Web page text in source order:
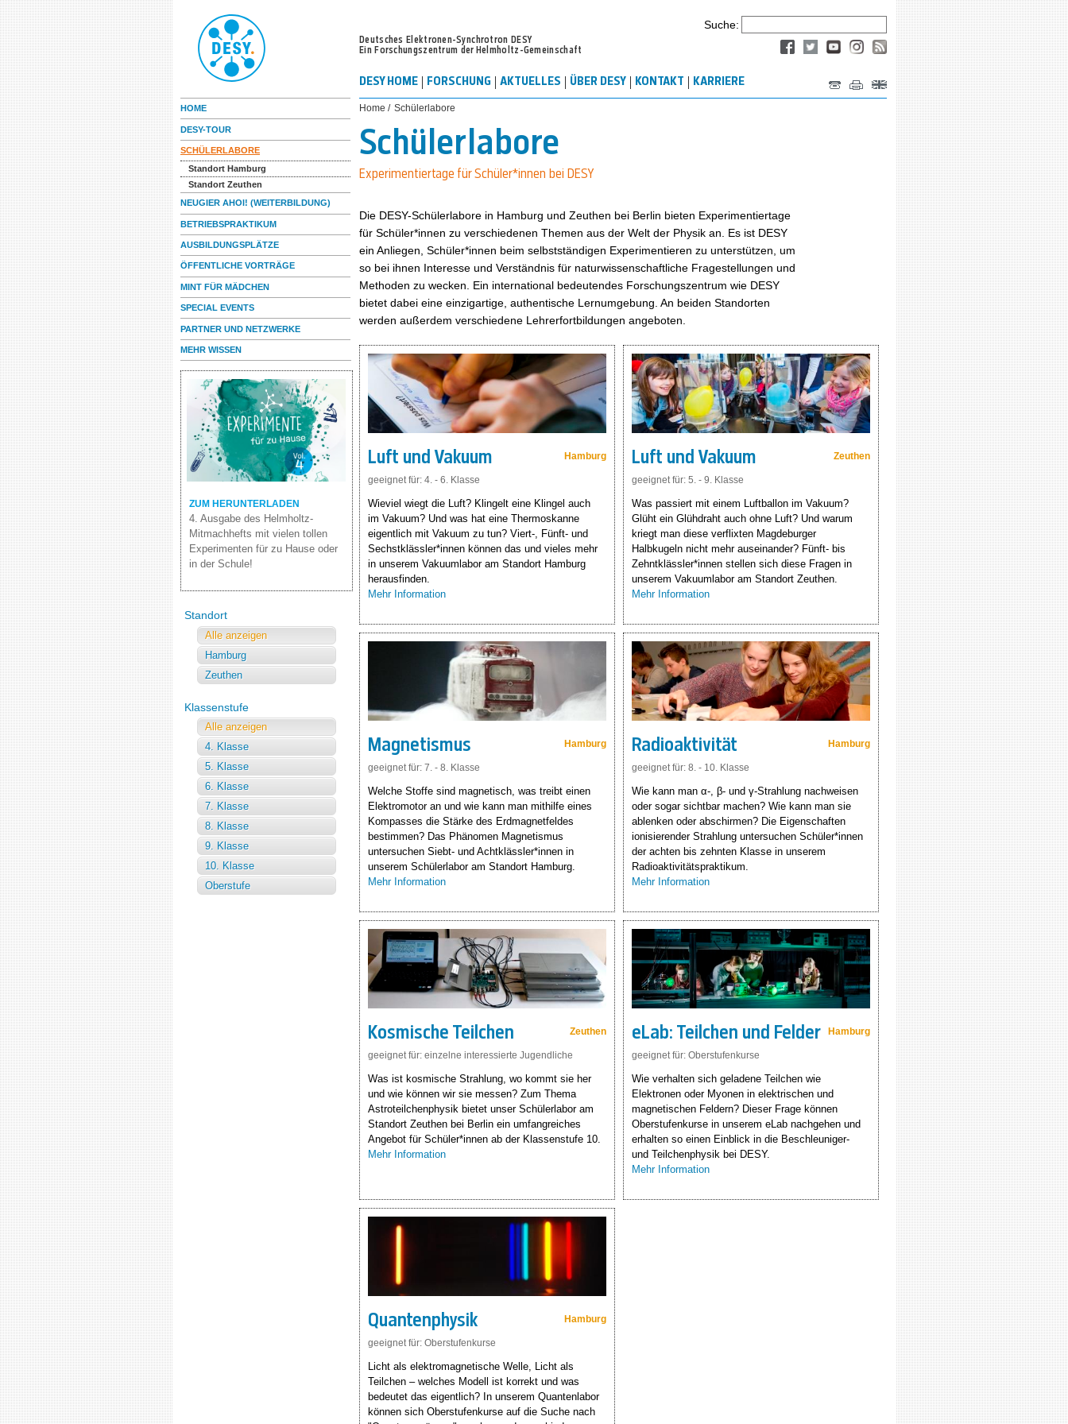
Deutsches Elektronen-Synchrotron DESY
Ein Forschungszentrum der Helmholtz-Gemeinschaft
DESY HOME FORSCHUNG AKTUELLES ÜBER DESY KONTAKT KARRIERE
Suche:
HOME
DESY-TOUR
SCHÜLERLABORE
Standort Hamburg
Standort Zeuthen
NEUGIER AHOI! (WEITERBILDUNG)
BETRIEBSPRAKTIKUM
AUSBILDUNGSPLÄTZE
ÖFFENTLICHE VORTRÄGE
MINT FÜR MÄDCHEN
SPECIAL EVENTS
PARTNER UND NETZWERKE
MEHR WISSEN
ZUM HERUNTERLADEN
4. Ausgabe des Helmholtz-
Mitmachhefts mit vielen tollen
Experimenten für zu Hause oder
in der Schule!
Home / Schülerlabore
Schülerlabore
Experimentiertage für Schüler*innen bei DESY
Die DESY-Schülerlabore in Hamburg und Zeuthen bei Berlin bieten Experimentiertage
für Schüler*innen zu verschiedenen Themen aus der Welt der Physik an. Es ist DESY
ein Anliegen, Schüler*innen beim selbstständigen Experimentieren zu unterstützen, um
so bei ihnen Interesse und Verständnis für naturwissenschaftliche Fragestellungen und
Methoden zu wecken. Ein international bedeutendes Forschungszentrum wie DESY
bietet dabei eine einzigartige, authentische Lernumgebung. An beiden Standorten
werden außerdem verschiedene Lehrerfortbildungen angeboten.
Standort
Alle anzeigen
Hamburg
Zeuthen
Klassenstufe
Alle anzeigen
4. Klasse
5. Klasse
6. Klasse
7. Klasse
8. Klasse
9. Klasse
10. Klasse
Oberstufe
Hamburg
Luft und Vakuum
geeignet für: 4. - 6. Klasse
Wieviel wiegt die Luft? Klingelt eine Klingel auch
im Vakuum? Und was hat eine Thermoskanne
eigentlich mit Vakuum zu tun? Viert-, Fünft- und
Sechstklässler*innen können das und vieles mehr
in unserem Vakuumlabor am Standort Hamburg
herausfinden.
Mehr Information
Zeuthen
Luft und Vakuum
geeignet für: 5. - 9. Klasse
Was passiert mit einem Luftballon im Vakuum?
Glüht ein Glühdraht auch ohne Luft? Und warum
kriegt man diese verflixten Magdeburger
Halbkugeln nicht mehr auseinander? Fünft- bis
Zehntklässler*innen stellen sich diese Fragen in
unserem Vakuumlabor am Standort Zeuthen.
Mehr Information
Hamburg
Magnetismus
geeignet für: 7. - 8. Klasse
Welche Stoffe sind magnetisch, was treibt einen
Elektromotor an und wie kann man mithilfe eines
Kompasses die Stärke des Erdmagnetfeldes
bestimmen? Das Phänomen Magnetismus
untersuchen Siebt- und Achtklässler*innen in
unserem Schülerlabor am Standort Hamburg.
Mehr Information
Hamburg
Radioaktivität
geeignet für: 8. - 10. Klasse
Wie kann man α-, β- und γ-Strahlung nachweisen
oder sogar sichtbar machen? Wie kann man sie
ablenken oder abschirmen? Die Eigenschaften
ionisierender Strahlung untersuchen Schüler*innen
der achten bis zehnten Klasse in unserem
Radioaktivitätspraktikum.
Mehr Information
Zeuthen
Kosmische Teilchen
geeignet für: einzelne interessierte Jugendliche
Was ist kosmische Strahlung, wo kommt sie her
und wie können wir sie messen? Zum Thema
Astroteilchenphysik bietet unser Schülerlabor am
Standort Zeuthen bei Berlin ein umfangreiches
Angebot für Schüler*innen ab der Klassenstufe 10.
Mehr Information
Hamburg
eLab: Teilchen und Felder
geeignet für: Oberstufenkurse
Wie verhalten sich geladene Teilchen wie
Elektronen oder Myonen in elektrischen und
magnetischen Feldern? Dieser Frage können
Oberstufenkurse in unserem eLab nachgehen und
erhalten so einen Einblick in die Beschleuniger-
und Teilchenphysik bei DESY.
Mehr Information
Hamburg
Quantenphysik
geeignet für: Oberstufenkurse
Licht als elektromagnetische Welle, Licht als
Teilchen – welches Modell ist korrekt und was
bedeutet das eigentlich? In unserem Quantenlabor
können sich Oberstufenkurse auf die Suche nach